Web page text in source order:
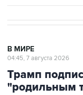
В МИРЕ
04:45, 7 августа 2026
Трамп
"родильным